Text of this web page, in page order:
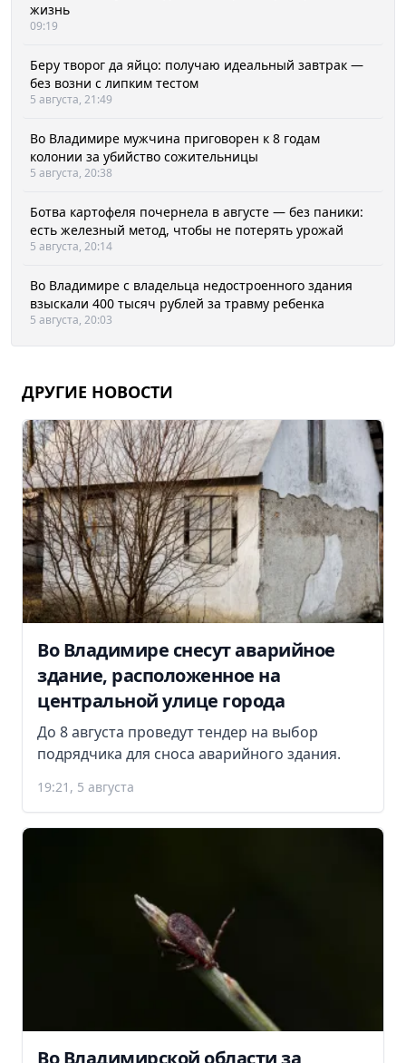
жизнь
09:19
Беру творог да яйцо: получаю идеальный завтрак —
без возни с липким тестом
5 августа, 21:49
Во Владимире мужчина приговорен к 8 годам
колонии за убийство сожительницы
5 августа, 20:38
Ботва картофеля почернела в августе — без паники:
есть железный метод, чтобы не потерять урожай
5 августа, 20:14
Во Владимире с владельца недостроенного здания
взыскали 400 тысяч рублей за травму ребенка
5 августа, 20:03
ДРУГИЕ НОВОСТИ
Во Владимире снесут аварийное
здание, расположенное на
центральной улице города
До 8 августа проведут тендер на выбор
подрядчика для сноса аварийного здания.
19:21, 5 августа
Во Владимирской области за